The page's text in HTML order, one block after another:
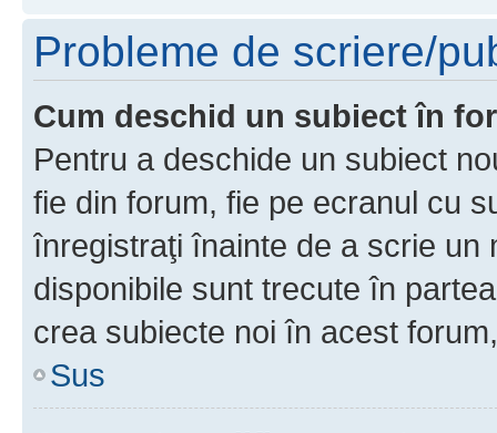
Probleme de scriere/
Cum deschid un subiect în
Pentru a deschide un subiect
fie din forum, fie pe ecranul cu
înregistraţi înainte de a scrie un
disponibile sunt trecute în
crea subiecte noi în acest
Sus